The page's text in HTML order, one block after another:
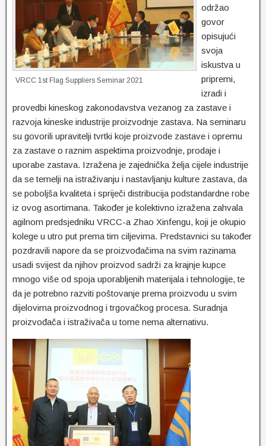
VRCC 1st Flag Suppliers Seminar 2021
održao
govor
opisujući
svoja
iskustva u
pripremi,
izradi i
provedbi kineskog zakonodavstva vezanog za zastave i
razvoja kineske industrije proizvodnje zastava. Na seminaru
su govorili upravitelji tvrtki koje proizvode zastave i opremu
za zastave o raznim aspektima proizvodnje, prodaje i
uporabe zastava. Izražena je zajednička želja cijele industrije
da se temelji na istraživanju i nastavljanju kulture zastava, da
se poboljša kvaliteta i spriječi distribucija podstandardne robe
iz ovog asortimana. Također je kolektivno izražena zahvala
agilnom predsjedniku VRCC-a Zhao Xinfengu, koji je okupio
kolege u utro put prema tim ciljevima. Predstavnici su također
pozdravili napore da se proizvođačima na svim razinama
usadi svijest da njihov proizvod sadrži za krajnje kupce
mnogo više od spoja uporabljenih materijala i tehnologije, te
da je potrebno razviti poštovanje prema proizvodu u svim
dijelovima proizvodnog i trgovačkog procesa. Suradnja
proizvođača i istraživača u tome nema alternativu.